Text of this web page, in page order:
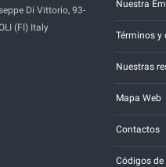
Di Vittorio, 93-
(FI) Italy
Nuestra
Términos y
Nuestras
Mapa Web
Contactos
Códigos de